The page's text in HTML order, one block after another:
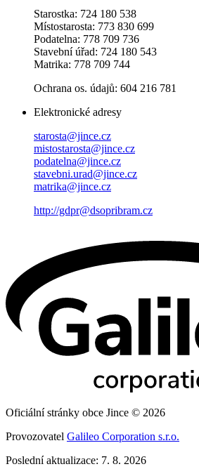
Starostka: 724 180 538
Místostarosta: 773 830 699
Podatelna: 778 709 736
Stavební úřad: 724 180 543
Matrika: 778 709 744
Ochrana os. údajů: 604 216 781
Elektronické adresy
starosta@jince.cz
mistostarosta@jince.cz
podatelna@jince.cz
stavebni.urad@jince.cz
matrika@jince.cz
http://gdpr@dsopribram.cz
Oficiální stránky obce Jince © 2026
Provozovatel Galileo Corporation s.r.o.
Poslední aktualizace: 7. 8. 2026